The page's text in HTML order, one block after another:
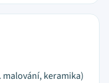
malování, keramika)